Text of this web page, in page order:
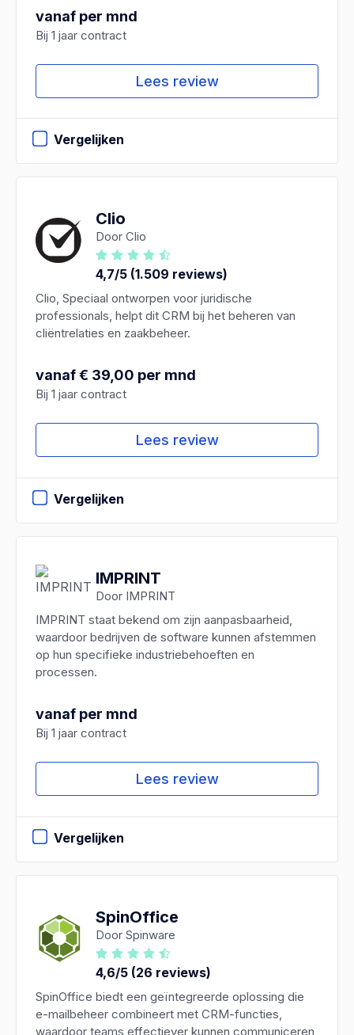
vanaf per mnd
Bij 1 jaar contract
Lees review
Vergelijken
Clio
Door Clio
4,7/5 (1.509 reviews)
Clio, Speciaal ontworpen voor juridische
professionals, helpt dit CRM bij het beheren van
cliëntrelaties en zaakbeheer.
vanaf € 39,00 per mnd
Bij 1 jaar contract
Lees review
Vergelijken
IMPRINT
Door IMPRINT
IMPRINT staat bekend om zijn aanpasbaarheid,
waardoor bedrijven de software kunnen afstemmen
op hun specifieke industriebehoeften en
processen.
vanaf per mnd
Bij 1 jaar contract
Lees review
Vergelijken
SpinOffice
Door Spinware
4,6/5 (26 reviews)
SpinOffice biedt een geïntegreerde oplossing die
e-mailbeheer combineert met CRM-functies,
waardoor teams effectiever kunnen communiceren